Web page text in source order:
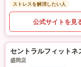
ストレスを解消したい人
公式サイトを見
セントラルフィットネ
盛岡店